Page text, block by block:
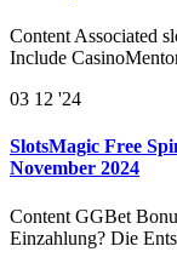
Content Associated
Include
03 12 '24
SlotsMagic Free
November 2024
Content GGBet
Einzahlung? Die